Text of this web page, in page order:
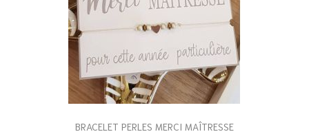
BRACELET PERLES MERCI MAÎTRESSE